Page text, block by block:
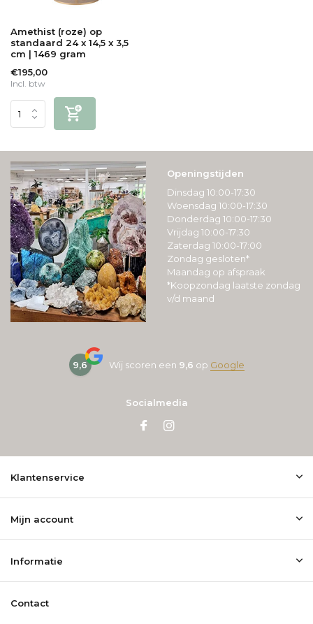
Amethist (roze) op
standaard 24 x 14,5 x 3,5
cm | 1469 gram
€195,00
Incl. btw
Openingstijden
Dinsdag 10:00-17:30
Woensdag 10:00-17:30
Donderdag 10:00-17:30
Vrijdag 10:00-17:30
Zaterdag 10:00-17:00
Zondag gesloten*
Maandag op afspraak
*Koopzondag laatste zondag
v/d maand
9,6 Wij scoren een 9,6 op Google
Socialmedia
Klantenservice
Mijn account
Informatie
Contact